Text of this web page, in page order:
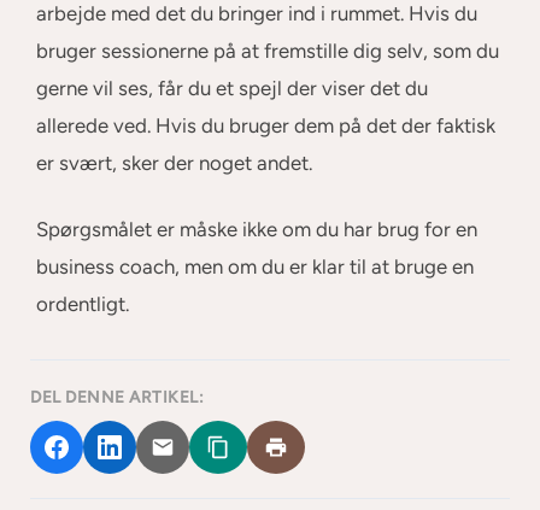
arbejde med det du bringer ind i rummet. Hvis du
bruger sessionerne på at fremstille dig selv, som du
gerne vil ses, får du et spejl der viser det du
allerede ved. Hvis du bruger dem på det der faktisk
er svært, sker der noget andet.
Spørgsmålet er måske ikke om du har brug for en
business coach, men om du er klar til at bruge en
ordentligt.
DEL DENNE ARTIKEL: